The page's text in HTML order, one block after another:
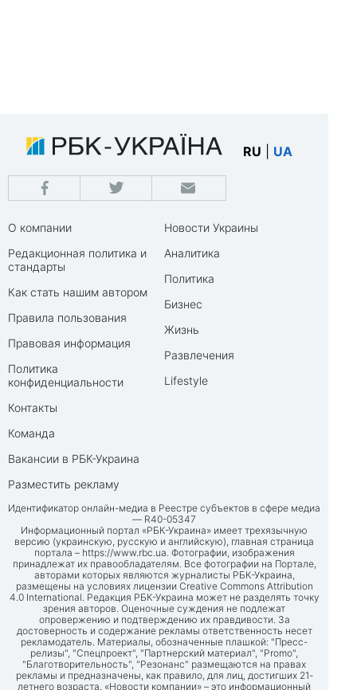
RU UA
О компании
Редакционная политика и
стандарты
Как стать нашим автором
Правила пользования
Правовая информация
Политика
конфиденциальности
Контакты
Команда
Вакансии в РБК-Украина
Разместить рекламу
Новости Украины
Аналитика
Политика
Бизнес
Жизнь
Развлечения
Lifestyle
Идентификатор онлайн-медиа в Реестре субъектов в сфере медиа
— R40-05347
Информационный портал «РБК-Украина» имеет трехязычную
версию (украинскую, русскую и английскую), главная страница
портала – https://www.rbc.ua. Фотографии, изображения
принадлежат их правообладателям. Все фотографии на Портале,
авторами которых являются журналисты РБК-Украина,
размещены на условиях лицензии Creative Commons Attribution
4.0 International. Редакция РБК-Украина может не разделять точку
зрения авторов. Оценочные суждения не подлежат
опровержению и подтверждению их правдивости. За
достоверность и содержание рекламы ответственность несет
рекламодатель. Материалы, обозначенные плашкой: "Пресс-
релизы", "Спецпроект", "Партнерский материал", "Promo",
"Благотворительность", "Резонанс" размещаются на правах
рекламы и предназначены, как правило, для лиц, достигших 21-
летнего возраста. «Новости компании» – это информационный